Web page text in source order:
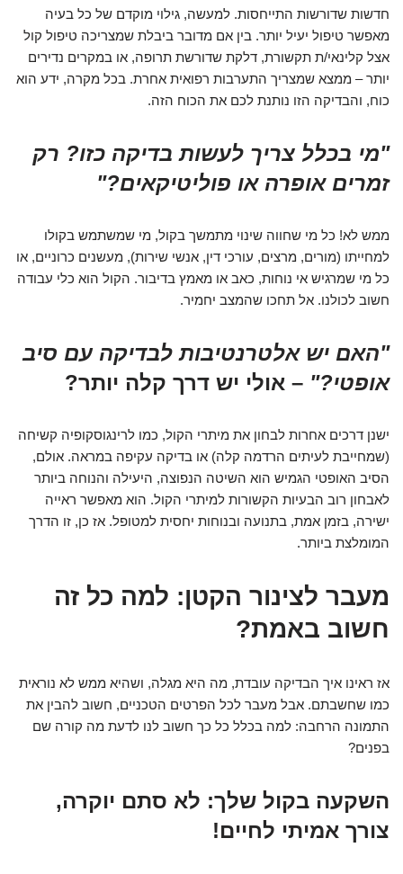
חדשות שדורשות התייחסות. למעשה, גילוי מוקדם של כל בעיה
מאפשר טיפול יעיל יותר. בין אם מדובר ביבלת שמצריכה טיפול קול
אצל קלינאי/ת תקשורת, דלקת שדורשת תרופה, או במקרים נדירים
יותר – ממצא שמצריך התערבות רפואית אחרת. בכל מקרה, ידע הוא
כוח, והבדיקה הזו נותנת לכם את הכוח הזה.
"מי בכלל צריך לעשות בדיקה כזו? רק
זמרים אופרה או פוליטיקאים?"
ממש לא! כל מי שחווה שינוי מתמשך בקול, מי שמשתמש בקולו
למחייתו (מורים, מרצים, עורכי דין, אנשי שירות), מעשנים כרוניים, או
כל מי שמרגיש אי נוחות, כאב או מאמץ בדיבור. הקול הוא כלי עבודה
חשוב לכולנו. אל תחכו שהמצב יחמיר.
"האם יש אלטרנטיבות לבדיקה עם סיב
אופטי?" – אולי יש דרך קלה יותר?
ישנן דרכים אחרות לבחון את מיתרי הקול, כמו לרינגוסקופיה קשיחה
(שמחייבת לעיתים הרדמה קלה) או בדיקה עקיפה במראה. אולם,
הסיב האופטי הגמיש הוא השיטה הנפוצה, היעילה והנוחה ביותר
לאבחון רוב הבעיות הקשורות למיתרי הקול. הוא מאפשר ראייה
ישירה, בזמן אמת, בתנועה ובנוחות יחסית למטופל. אז כן, זו הדרך
המומלצת ביותר.
מעבר לצינור הקטן: למה כל זה
חשוב באמת?
אז ראינו איך הבדיקה עובדת, מה היא מגלה, ושהיא ממש לא נוראית
כמו שחשבתם. אבל מעבר לכל הפרטים הטכניים, חשוב להבין את
התמונה הרחבה: למה בכלל כל כך חשוב לנו לדעת מה קורה שם
בפנים?
השקעה בקול שלך: לא סתם יוקרה,
צורך אמיתי לחיים!